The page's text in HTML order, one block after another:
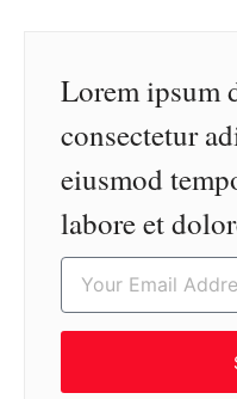
Lorem ipsum
consectetur
eiusmod
labore et